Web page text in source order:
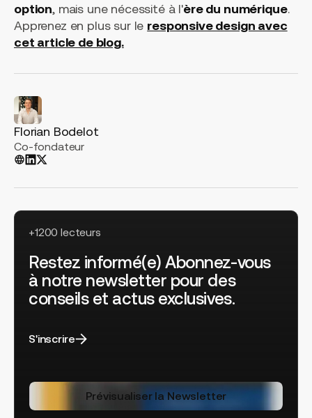
option, mais une nécessité à l'ère du numérique.
Apprenez en plus sur le responsive design avec
cet article de blog.
Florian Bodelot
Co-fondateur
+1200 lecteurs
Restez informé(e) Abonnez-vous
à notre newsletter pour des
conseils et actus exclusives.
S'inscrire
Prévisualiser la Newsletter